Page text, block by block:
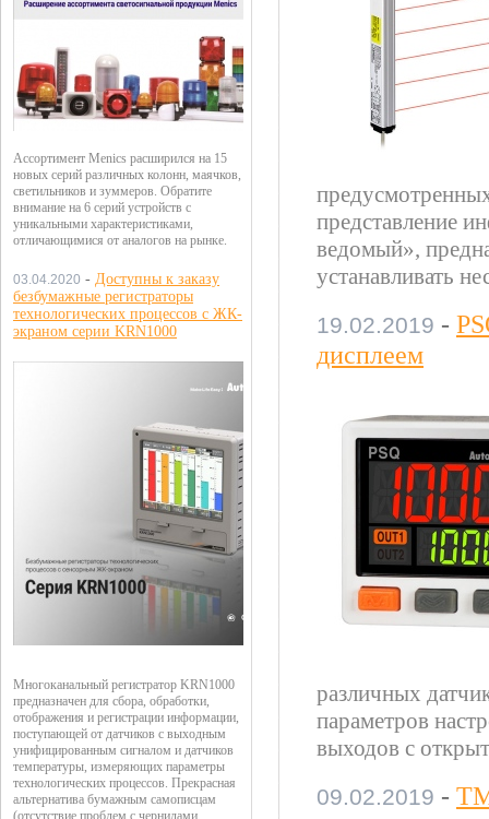
Ассортимент Menics расширился на 15
новых серий различных колонн, маячков,
светильников и зуммеров. Обратите
внимание на 6 серий устройств с
уникальными характеристиками,
отличающимися от аналогов на рынке.
03.04.2020 - Доступны к заказу
безбумажные регистраторы
технологических процессов с ЖК-
экраном серии KRN1000
Многоканальный регистратор KRN1000
предназначен для сбора, обработки,
отображения и регистрации информации,
поступающей от датчиков с выходным
унифицированным сигналом и датчиков
температуры, измеряющих параметры
технологических процессов. Прекрасная
альтернатива бумажным самописцам
(отсутствие проблем с чернилами,
представление
ведомый»,
устанавливать
19.02.2019 -
дисплеем
различных
параметров
выходов с
09.02.2019 -